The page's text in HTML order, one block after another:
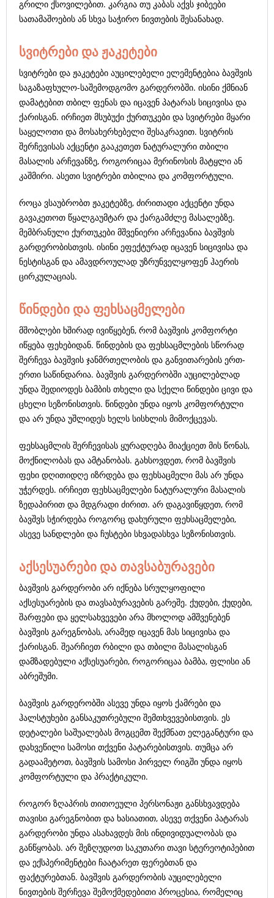
გრილი ქსოვილებით. კარგია თუ კაბას აქვს ჯიბეები
სათამაშოების ან სხვა საჭირო ნივთების შესანახად.
სვიტრები და ჟაკეტები
სვიტრები და ჟაკეტები აუცილებელი ელემენტებია ბავშვის
საგაზაფხულო-საშემოდგომო გარდერობში. ისინი ქმნიან
დამატებით თბილ ფენას და იცავენ პატარას სიცივისა და
ქარისგან. ირჩიეთ მსუბუქი ქურთუკები და სვიტრები მყარი
საყელოთი და მოსახერხებელი შესაკრავით. სვიტრის
შერჩევისას აქცენტი გააკეთეთ ნატურალური თბილი
მასალის არჩევანზე, როგორიცაა მერინოსის მატყლი ან
კაშმირი. ასეთი სვიტრები თბილია და კომფორტული.
როცა ვსაუბრობთ ჟაკეტებზე, ძირითადი აქცენტი უნდა
გავაკეთოთ წყალგაუმტარ და ქარგამძლე მასალებზე.
მემბრანული ქურთუკები მშვენიერი არჩევანია ბავშვის
გარდერობისთვის. ისინი ეფექტურად იცავენ სიცივისა და
ნესტისგან და ამავდროულად უზრუნველყოფენ ჰაერის
ცირკულაციას.
წინდები და ფეხსაცმელები
მშობლები ხშირად ივიწყებენ, რომ ბავშვის კომფორტი
იწყება ფეხებიდან. წინდების და ფეხსაცმლების სწორად
შერჩევა ბავშვის ჯანმრთელობის და განვითარების ერთ-
ერთი საწინდარია. ბავშვის გარდერობში აუცილებლად
უნდა შედიოდეს ბამბის თხელი და სქელი წინდები ცივი და
ცხელი სეზონისთვის. წინდები უნდა იყოს კომფორტული
და არ უნდა უშლიდეს ხელს სისხლის მიმოქცევას.
ფეხსაცმლის შერჩევისას ყურადღება მიაქციეთ მის წონას,
მოქნილობას და ამტანობას. გახსოვდეთ, რომ ბავშვის
ფეხი დღითიდღე იზრდება და ფეხსაცმელი მას არ უნდა
უჭერდეს. ირჩიეთ ფეხსაცმელები ნატურალური მასალის
ზედაპირით და მდგრადი ძირით. არ დაგავიწყდეთ, რომ
ბავშვს სჭირდება როგორც დახურული ფეხსაცმელები,
ასევე სანდლები და ჩუსტები სხვადასხვა სეზონისთვის.
აქსესუარები და თავსაბურავები
ბავშვის გარდერობი არ იქნება სრულყოფილი
აქსესუარების და თავსაბურავების გარეშე. ქუდები, ქუდები,
შარფები და ყელსახვევები არა მხოლოდ ამშვენებენ
ბავშვის გარეგნობას, არამედ იცავენ მას სიცივისა და
ქარისგან. შეარჩიეთ რბილი და თბილი მასალისგან
დამზადებული აქსესუარები, როგორიცაა ბამბა, ფლისი ან
აბრეშუმი.
ბავშვის გარდერობში ასევე უნდა იყოს ქამრები და
ჰალსტუხები განსაკუთრებული შემთხვევებისთვის. ეს
დეტალები საშუალებას მოგცემთ შექმნათ ელეგანტური და
დახვეწილი სამოსი თქვენი პატარებისთვის. თუმცა არ
გადაამეტოთ, ბავშვის სამოსი პირველ რიგში უნდა იყოს
კომფორტული და პრაქტიკული.
როგორ ზღაპრის თითოეული პერსონაჟი განსხვავდება
თავისი გარეგნობით და ხასიათით, ასევე თქვენი პატარას
გარდერობი უნდა ასახავდეს მის ინდივიდუალობას და
განწყობას. არ შეზღუდოთ საკუთარი თავი სტერეოტიპებით
და ექსპერიმენტები ჩაატარეთ ფერებთან და
ფაქტურებთან. ბავშვის გარდერობის აუცილებელი
ნივთების შერჩევა შემოქმედებითი პროცესია, რომელიც